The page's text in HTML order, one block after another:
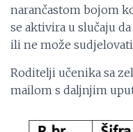
narančastom bojom
se aktivira u slučaju
ili ne može
Roditelji učenika sa
mailom s daljnjim